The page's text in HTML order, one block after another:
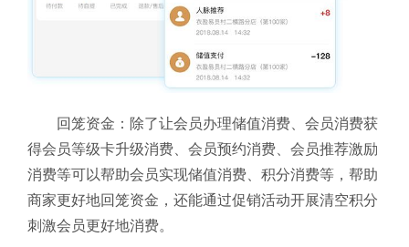
回笼资金：除了让会员办理储值消费、会员消费获
得会员等级卡升级消费、会员预约消费、会员推荐激励
消费等可以帮助会员实现储值消费、积分消费等，帮助
商家更好地回笼资金，还能通过促销活动开展清空积分
刺激会员更好地消费。